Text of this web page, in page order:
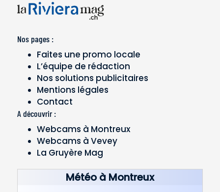
Nos pages :
Faites une promo locale
L’équipe de rédaction
Nos solutions publicitaires
Mentions légales
Contact
A découvrir :
Webcams à Montreux
Webcams à Vevey
La Gruyère Mag
Météo à Montreux